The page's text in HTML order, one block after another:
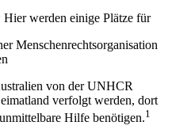
Hier werden einige Plätze für
Menschenrechtsorganisation
von der UNHCR
verfolgt werden, dort
Hilfe benötigen.1